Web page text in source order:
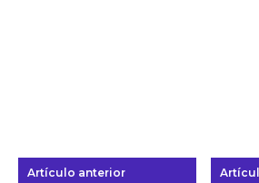
Artículo anterior